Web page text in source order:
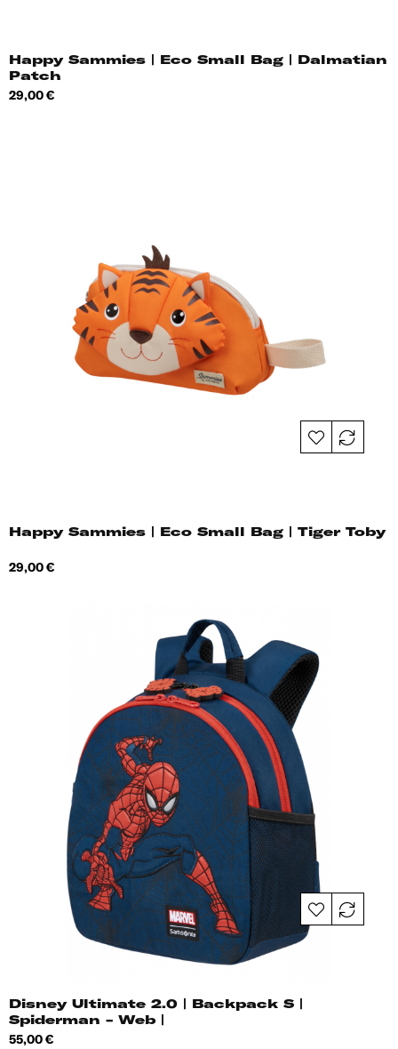
Happy Sammies | Eco Small Bag | Dalmatian
Patch
Hind
29,00 €
Happy Sammies | Eco Small Bag | Tiger Toby
Hind
29,00 €
Disney Ultimate 2.0 | Backpack S |
Spiderman - Web |
Hind
55,00 €